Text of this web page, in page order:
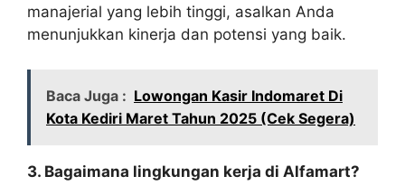
manajerial yang lebih tinggi, asalkan Anda
menunjukkan kinerja dan potensi yang baik.
Baca Juga : Lowongan Kasir Indomaret Di
Kota Kediri Maret Tahun 2025 (Cek Segera)
3. Bagaimana lingkungan kerja di Alfamart?